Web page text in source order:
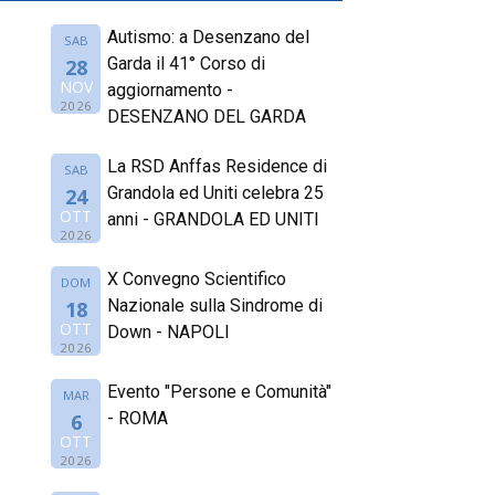
SAB
28
NOV
2026
Autismo: a Desenzano del
Garda il 41° Corso di
aggiornamento -
DESENZANO DEL GARDA
SAB
24
OTT
2026
La RSD Anffas Residence di
Grandola ed Uniti celebra 25
anni - GRANDOLA ED UNITI
DOM
18
OTT
2026
X Convegno Scientifico
Nazionale sulla Sindrome di
Down - NAPOLI
MAR
6
OTT
2026
Evento "Persone e Comunità"
- ROMA